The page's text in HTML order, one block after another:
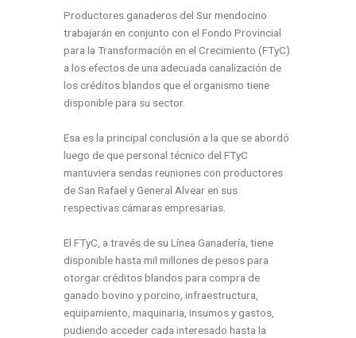
Productores ganaderos del Sur mendocino
trabajarán en conjunto con el Fondo Provincial
para la Transformación en el Crecimiento (FTyC)
a los efectos de una adecuada canalización de
los créditos blandos que el organismo tiene
disponible para su sector.
Esa es la principal conclusión a la que se abordó
luego de que personal técnico del FTyC
mantuviera sendas reuniones con productores
de San Rafael y General Alvear en sus
respectivas cámaras empresarias.
El FTyC a través de su Línea Ganadería tiene
disponible hasta mil millones de pesos para
otorgar créditos blandos para compra de
ganado bovino y porcino, infraestructura,
equipamiento, maquinaria, insumos y gastos,
pudiendo acceder cada interesado hasta la